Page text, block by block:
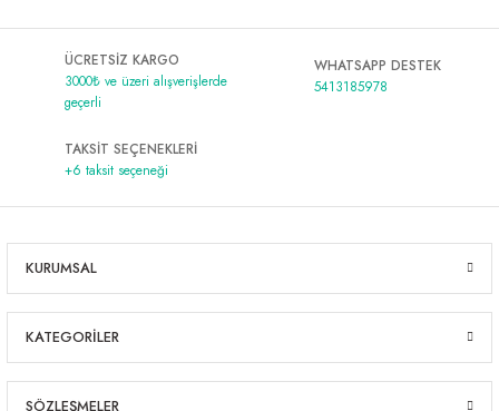
ÜCRETSİZ KARGO
3000₺ ve üzeri alışverişlerde
geçerli
WHATSAPP DESTEK
5413185978
TAKSİT SEÇENEKLERİ
+6 taksit seçeneği
KURUMSAL
KATEGORİLER
SÖZLEŞMELER